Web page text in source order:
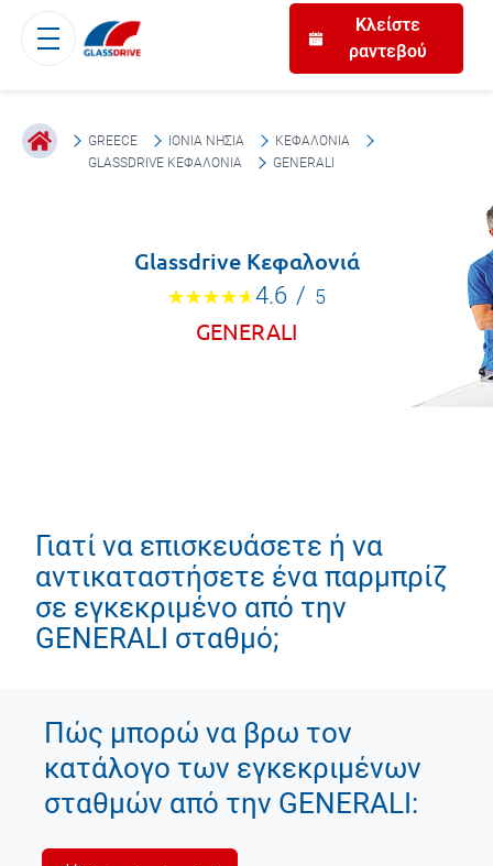
Κλείστε
ραντεβού
GREECE ΙΌΝΙΑ ΝΗΣΙΆ
ΚΕΦΑΛΟΝΙΆ
GLASSDRIVE ΚΕΦΑΛΟΝΙΆ
GENERALI
Glassdrive Κεφαλονιά
4.6 / 5
GENERALI
Γιατί να επισκευάσετε ή να
αντικαταστήσετε ένα παρμπρίζ
σε εγκεκριμένο από την
GENERALI σταθμό;
Πώς μπορώ να βρω τον
κατάλογο των εγκεκριμένων
σταθμών από την GENERALI: